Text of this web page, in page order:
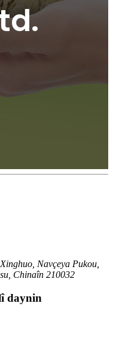
Navçeya Pukou,
Chinaîn 210032
daynin